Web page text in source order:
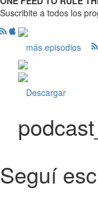
Suscribite a todos los
más episodios
Descargar
Seguí